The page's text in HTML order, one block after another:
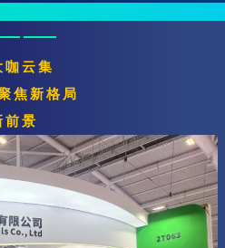
咖云集
焦新格局
前景